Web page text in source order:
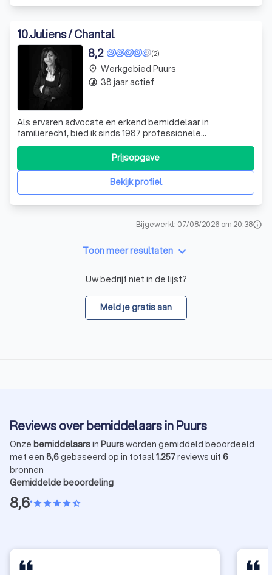
10.Juliens / Chantal
(2)
8,2
Als ervaren advocate en erkend bemiddelaar in
familierecht, bied ik sinds 1987 professionele
ondersteuning aan mensen die door een moeilijke periode
in hun leven gaan. Mijn specialisatie ligt in het begeleiden
van scheidingen, een gebeurtenis die vaak als zeer
ingrijpend wordt ervaren. Ik geloof ste
Bekijk profiel
Prijsopgave
place Werkgebied Puurs
timelapse 38 jaar actief
Bijgewerkt: 07/08/2026 om 20:38info
Toon meer resultaten keyboard_arrow_down
Uw bedrijf niet in de lijst?
Meld je gratis aan
Reviews over bemiddelaars in Puurs
Onze bemiddelaarsin Puursworden gemiddeld beoordeeld
met een 8,6gebaseerd op in totaal1.257reviews uit 6
bronnen
Gemiddelde beoordeling
8,6•starstarstarstarstar_half